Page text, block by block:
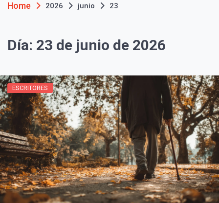
Home 2026 junio 23
Día: 23 de junio de 2026
ESCRITORES